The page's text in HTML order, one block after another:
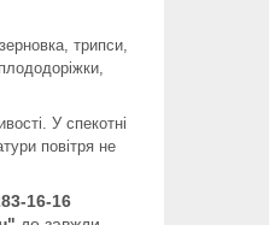
трипси,
У спекотні
повітря не
16-16